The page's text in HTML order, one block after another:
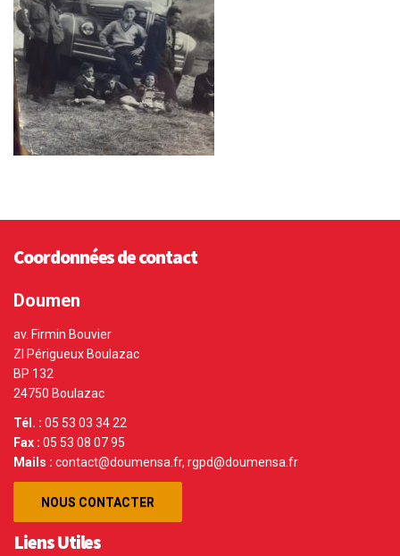
Coordonnées de contact
Doumen
av. Firmin Bouvier
ZI Périgueux Boulazac
BP 132
24750 Boulazac
Tél. : 05 53 03 34 22
Fax : 05 53 08 07 95
Mails : contact@doumensa.fr, rgpd@doumensa.fr
NOUS CONTACTER
Liens Utiles